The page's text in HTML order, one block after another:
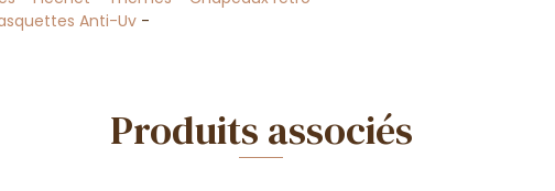
Anti-Uv -
Produits associés